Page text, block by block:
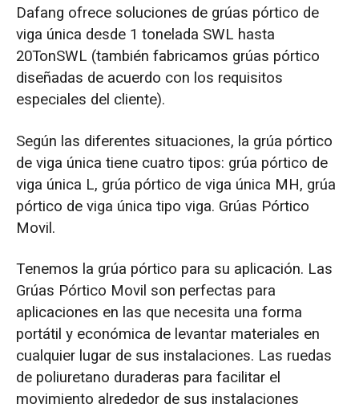
Dafang ofrece soluciones de grúas pórtico de
viga única desde 1 tonelada SWL hasta
20TonSWL (también fabricamos grúas pórtico
diseñadas de acuerdo con los requisitos
especiales del cliente).
Según las diferentes situaciones, la grúa pórtico
de viga única tiene cuatro tipos: grúa pórtico de
viga única L, grúa pórtico de viga única MH, grúa
pórtico de viga única tipo viga. Grúas Pórtico
Movil.
Tenemos la grúa pórtico para su aplicación. Las
Grúas Pórtico Movil son perfectas para
aplicaciones en las que necesita una forma
portátil y económica de levantar materiales en
cualquier lugar de sus instalaciones. Las ruedas
de poliuretano duraderas para facilitar el
movimiento alrededor de sus instalaciones